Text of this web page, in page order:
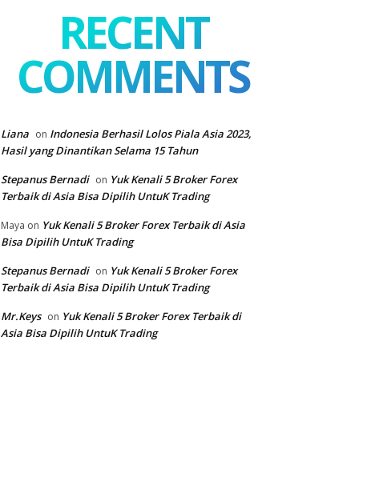
RECENT
COMMENTS
Liana on Indonesia Berhasil Lolos Piala Asia 2023,
Hasil yang Dinantikan Selama 15 Tahun
Stepanus Bernadi on Yuk Kenali 5 Broker Forex
Terbaik di Asia Bisa Dipilih UntuK Trading
Maya on Yuk Kenali 5 Broker Forex Terbaik di Asia
Bisa Dipilih UntuK Trading
Stepanus Bernadi on Yuk Kenali 5 Broker Forex
Terbaik di Asia Bisa Dipilih UntuK Trading
Mr.Keys on Yuk Kenali 5 Broker Forex Terbaik di
Asia Bisa Dipilih UntuK Trading